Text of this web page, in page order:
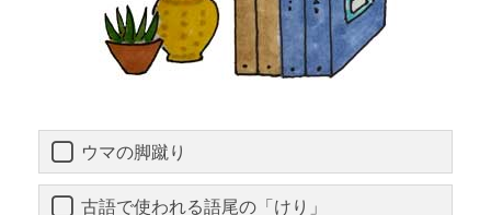
ウマの脚蹴り
古語で使われる語尾の「けり」